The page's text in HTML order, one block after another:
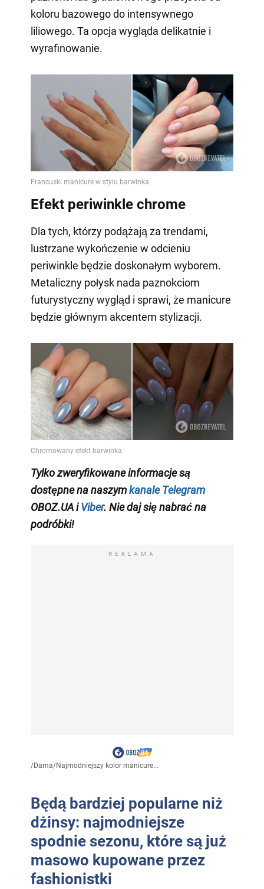
koloru bazowego do intensywnego
liliowego. Ta opcja wygląda delikatnie i
wyrafinowanie.
Efekt periwinkle chrome
Dla tych, którzy podążają za trendami,
lustrzane wykończenie w odcieniu
periwinkle będzie doskonałym wyborem.
Metaliczny połysk nada paznokciom
futurystyczny wygląd i sprawi, że manicure
będzie głównym akcentem stylizacji.
Tylko zweryfikowane informacje są
dostępne na naszymkanale Telegram
OBOZ.UA iViber. Nie daj się nabrać na
podróbki!
REKLAMA
/Dama/Najmodniejszy kolor manicure...
Będą bardziej popularne niż
dżinsy: najmodniejsze
spodnie sezonu, które są już
masowo kupowane przez
fashionistki